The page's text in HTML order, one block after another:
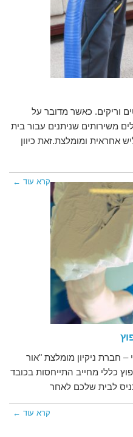
וריקים. כאשר מדובר על
משירותים שניתנים עבור בית
אחראית ומומלצת.זאת כיוון
קרא עוד ←
– חברת ניקיון מומלצת "אור
כללי מחייב התייחסות בכובד
לבית שלכם לאחר
קרא עוד ←